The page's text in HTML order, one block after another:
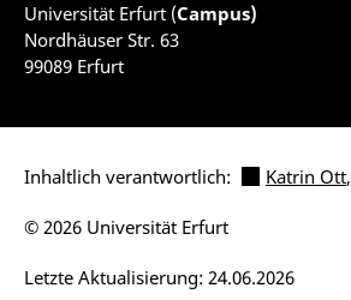
Universität Erfurt (Campus)
Nordhäuser Str. 63
99089 Erfurt
Inhaltlich verantwortlich: Katrin Ott,
Letzte Aktualisierung: 24.06.2026
© 2026 Universität Erfurt